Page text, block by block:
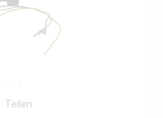
Teilen